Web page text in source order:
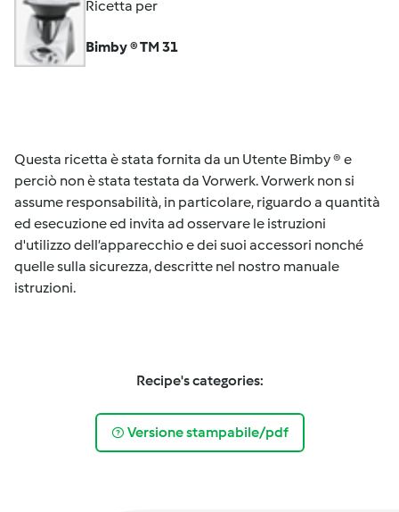
Ricetta per
Bimby ® TM 31
Questa ricetta è stata fornita da un Utente Bimby ® e
perciò non è stata testata da Vorwerk. Vorwerk non si
assume responsabilità, in particolare, riguardo a quantità
ed esecuzione ed invita ad osservare le istruzioni
d'utilizzo dell’apparecchio e dei suoi accessori nonché
quelle sulla sicurezza, descritte nel nostro manuale
istruzioni.
Recipe's categories:
Versione stampabile/pdf